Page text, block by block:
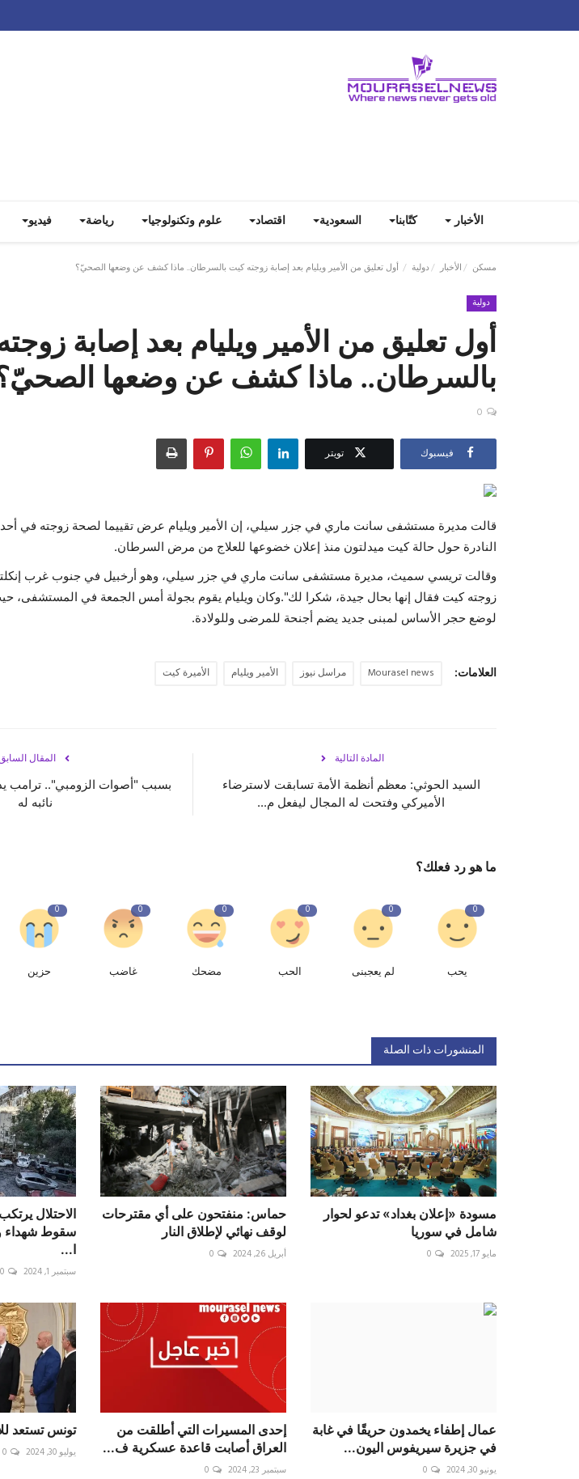
الأخبار كتّابنا السعودية اقتصاد علوم وتكنولوجيا رياضة فيديو
مسكن الأخبار دولية أول تعليق من الأمير ويليام بعد إصابة زوجته كيت بالسرطان.. ماذا كشف عن وضعها الصحيّ؟
دولية
أول تعليق من الأمير ويليام بعد إصابة
بالسرطان.. ماذا كشف عن وضعها
0
فيسبوك تويتر
قالت مديرة مستشفى سانت ماري في جزر سيلي، إن الأمير ويليام عرض تقييما لصحة زوجته في أحد
النادرة حول حالة كيت ميدلتون منذ إعلان خضوعها للعلاج من مرض السرطان.
وقالت تريسي سميث، مديرة مستشفى سانت ماري في جزر سيلي، وهو أرخبيل في جنوب غرب
زوجته كيت فقال إنها بحال جيدة، شكرا لك".وكان ويليام يقوم بجولة أمس الجمعة في المستشفى،
لوضع حجر الأساس لمبنى جديد يضم أجنحة للمرضى وللولادة.
العلامات: Mourasel news مراسل نيوز الأمير ويليام الأميرة كيت
المقال
بسبب "أصوات الزومبي".. ترامب
نائبه له
المادة التالية
السيد ‎الحوثي: معظم أنظمة الأمة تسابقت لاسترضاء
الأميركي وفتحت له المجال ليفعل م...
ما هو رد فعلك؟
0
يحب
0
لم يعجبنى
0
الحب
0
مضحك
0
غاضب
0
حزين
المنشورات ذات الصلة
مسودة «إعلان بغداد» تدعو لحوار
شامل في سوريا
مايو 17, 2025 0
حماس: منفتحون على أي مقترحات
لوقف نهائي لإطلاق النار
أبريل 26, 2024 0
الاحتلال
سقوط
ا...
سبتمبر 1, 2024 0
عمال إطفاء يخمدون حريقًا في غابة
في جزيرة سيريفوس اليون...
يونيو 30, 2024 0
إحدى المسيرات التي أطلقت من
العراق أصابت قاعدة عسكرية ف...
سبتمبر 23, 2024 0
تونس تستعد
يوليو 30, 2024 0